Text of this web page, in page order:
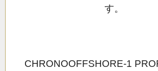
す。
CHRONOOFFSHORE-1